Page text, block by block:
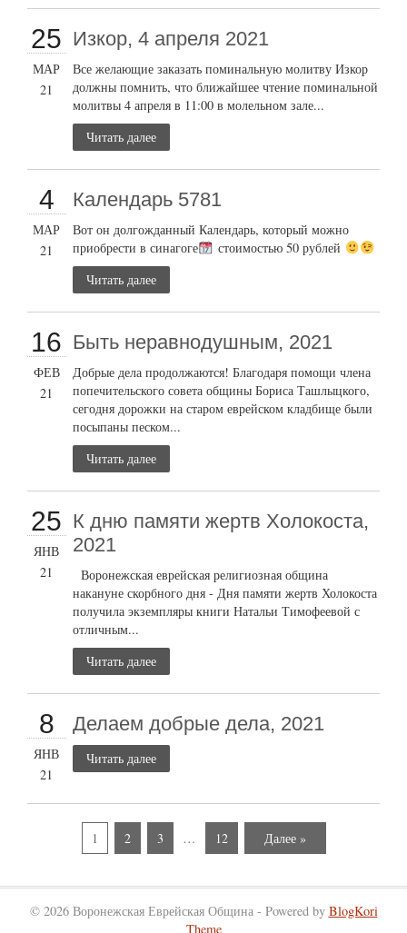
25
МАР
21
Изкор, 4 апреля 2021
Все желающие заказать поминальную молитву Изкор
должны помнить, что ближайшее чтение поминальной
молитвы 4 апреля в 11:00 в молельном зале...
Читать далее
4
МАР
21
Календарь 5781
Вот он долгожданный Календарь, который можно
приобрести в синагоге
стоимостью 50 рублей
Читать далее
16
ФЕВ
21
Быть неравнодушным, 2021
Добрые дела продолжаются! Благодаря помощи члена
попечительского совета общины Бориса Ташлыцкого,
сегодня дорожки на старом еврейском кладбище были
посыпаны песком...
Читать далее
25
ЯНВ
21
К дню памяти жертв Холокоста,
2021
Воронежская еврейская религиозная община
накануне скорбного дня - Дня памяти жертв Холокоста
получила экземпляры книги Натальи Тимофеевой с
отличным...
Читать далее
8
ЯНВ
21
Делаем добрые дела, 2021
Читать далее
1 2 3 … 12 Далее »
© 2026 Воронежская Еврейская Община - Powered by BlogKori
Theme